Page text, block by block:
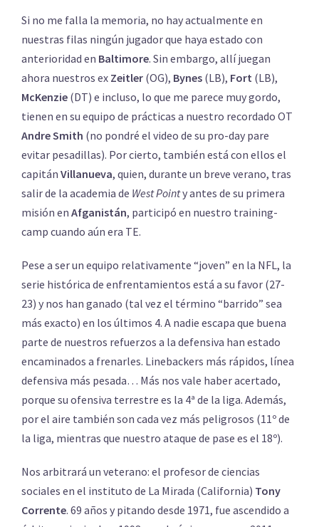
Si no me falla la memoria, no hay actualmente en
nuestras filas ningún jugador que haya estado con
anterioridad en Baltimore. Sin embargo, allí juegan
ahora nuestros ex Zeitler (OG), Bynes (LB), Fort (LB),
McKenzie (DT) e incluso, lo que me parece muy gordo,
tienen en su equipo de prácticas a nuestro recordado OT
Andre Smith (no pondré el video de su pro-day pare
evitar pesadillas). Por cierto, también está con ellos el
capitán Villanueva, quien, durante un breve verano, tras
salir de la academia de West Pointy antes de su primera
misión en Afganistán, participó en nuestro training-
camp cuando aún era TE.
Pese a ser un equipo relativamente “joven” en la NFL, la
serie histórica de enfrentamientos está a su favor (27-
23) y nos han ganado (tal vez el término “barrido” sea
más exacto) en los últimos 4. A nadie escapa que buena
parte de nuestros refuerzos a la defensiva han estado
encaminados a frenarles. Linebackers más rápidos, línea
defensiva más pesada… Más nos vale haber acertado,
porque su ofensiva terrestre es la 4ª de la liga. Además,
por el aire también son cada vez más peligrosos (11º de
la liga, mientras que nuestro ataque de pase es el 18º).
Nos arbitrará un veterano: el profesor de ciencias
sociales en el instituto de La Mirada (California) Tony
Corrente. 69 años y pitando desde 1971, fue ascendido a